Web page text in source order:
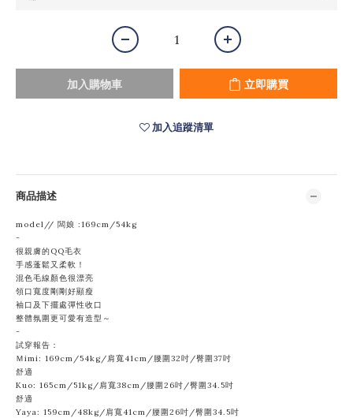
加入購物車 立即購買
加入追蹤清單
商品描述
model// 闆娘 :169cm/54kg
-
很親膚的QQ毛衣
手感蓬鬆又柔軟！
混色毛線顏色很漂亮
領口寬度剛剛好顯瘦
袖口及下擺處彈性收口
整體氛圍更可愛有造型～
-
試穿報告：
Ｍimi: 169cm/54kg/肩寬41cm/腰圍32吋/臀圍37吋
舒適
Kuo: 165cm/51kg/肩寬38cm/腰圍26吋/臀圍34.5吋
舒適
Yaya: 159cm/48kg/肩寬41cm/腰圍26吋/臀圍34.5吋